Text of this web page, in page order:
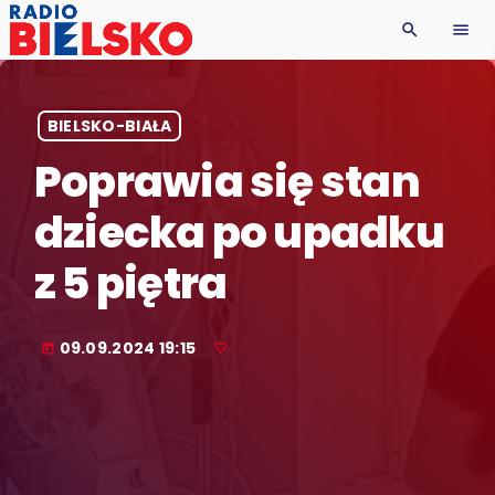
search menu
BIELSKO-BIAŁA
Poprawia się stan
dziecka po upadku
z 5 piętra
today 09.09.2024 19:15